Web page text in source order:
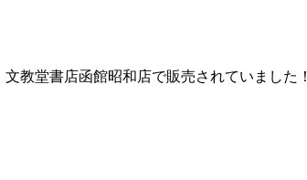
教堂書店函館昭和店で販売されていました！